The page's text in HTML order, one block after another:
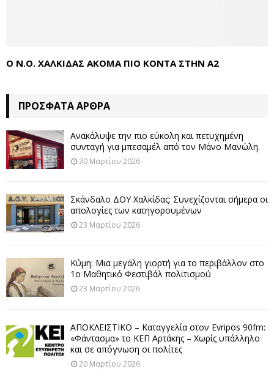
O Ν.Ο. ΧΑΛΚΙΔΑΣ ΑΚΟΜΑ ΠΙΟ ΚΟΝΤΑ ΣΤΗΝ Α2
ΠΡΌΣΦΑΤΑ ΆΡΘΡΑ
Ανακάλυψε την πιο εύκολη και πετυχημένη
συνταγή για μπεσαμέλ από τον Μάνο Μανώλη.
30 Μαρτίου 2026
Σκάνδαλο ΔΟΥ Χαλκίδας: Συνεχίζονται σήμερα οι
απολογίες των κατηγορουμένων
23 Μαρτίου 2026
Κύμη: Μια μεγάλη γιορτή για το περιβάλλον στο
1ο Μαθητικό Φεστιβάλ πολιτισμού
23 Μαρτίου 2026
ΑΠΟΚΛΕΙΣΤΙΚΟ – Καταγγελία στον Evripos 90fm:
«Φάντασμα» το ΚΕΠ Αρτάκης – Χωρίς υπάλληλο
και σε απόγνωση οι πολίτες
20 Μαρτίου 2026